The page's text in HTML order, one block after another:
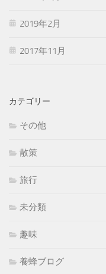
2019年2月
2017年11月
カテゴリー
その他
散策
旅行
未分類
趣味
養蜂ブログ